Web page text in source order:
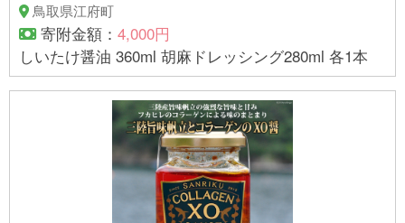
鳥取県江府町
寄附金額： 4,000円
しいたけ醤油 360ml 胡麻ドレッシング280ml 各1本